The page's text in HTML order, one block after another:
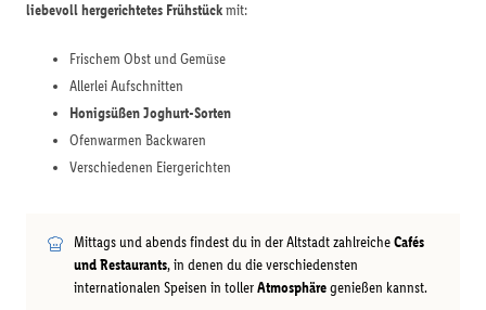
liebevoll hergerichtetes Frühstückmit:
Frischem Obst und Gemüse
Allerlei Aufschnitten
Honigsüßen Joghurt-Sorten
Ofenwarmen Backwaren
Verschiedenen Eiergerichten
Mittags und abends findest du in der Altstadt zahlreicheCafés
und Restaurants, in denen du die verschiedensten
internationalen Speisen in tollerAtmosphäregenießen kannst.